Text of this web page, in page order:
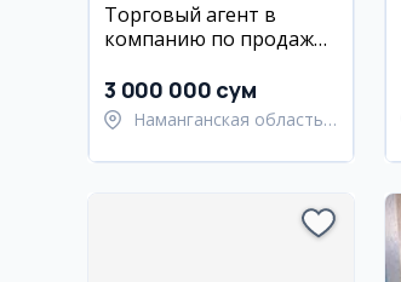
Торговый агент в
компанию по продаже
3 000 000 сум
Наманганская область,